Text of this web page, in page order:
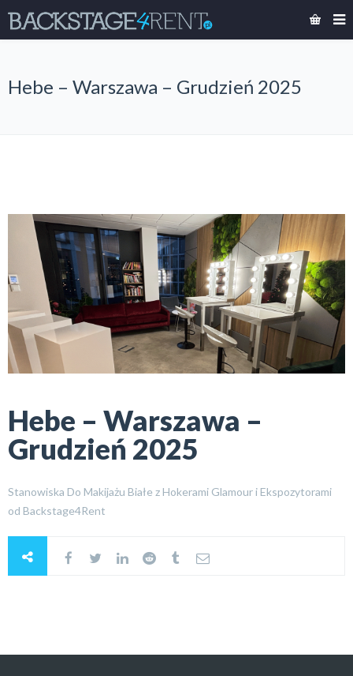
Hebe – Warszawa – Grudzień 2025
Hebe – Warszawa –
Grudzień 2025
Stanowiska Do Makijażu Białe z Hokerami Glamour i Ekspozytorami
od Backstage4Rent